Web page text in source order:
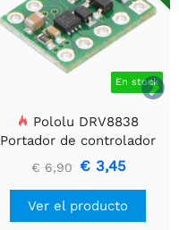

En stock
Pololu DRV8838
Portador de controlador
de motor DC cepillado
€ 6,90 € 3,45
Ver el producto